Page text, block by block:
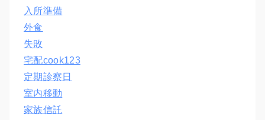
入所準備
外食
失敗
宅配cook123
定期診察日
室内移動
家族信託